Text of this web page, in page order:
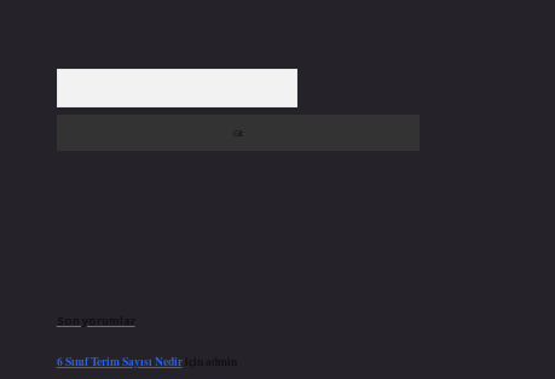
Son yorumlar
6 Sınıf Terim Sayısı Nediriçin admin